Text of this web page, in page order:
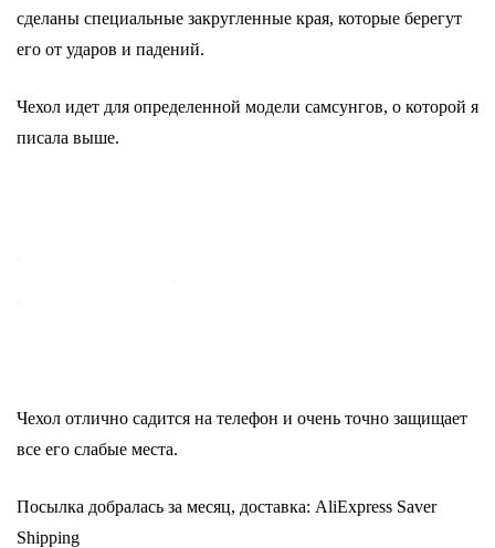
сделаны специальные закругленные края, которые берегут
его от ударов и падений.
Чехол идет для определенной модели самсунгов, о которой я
писала выше.
Чехол отлично садится на телефон и очень точно защищает
все его слабые места.
Посылка добралась за месяц, доставка: AliExpress Saver
Shipping